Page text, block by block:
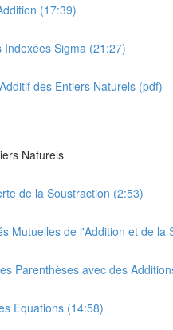
(17:39)
Sigma (21:27)
des Entiers Naturels (pdf)
Naturels
de la Soustraction (2:53)
Mutuelles de l'Addition et de la
Parenthèses avec des
Equations (14:58)